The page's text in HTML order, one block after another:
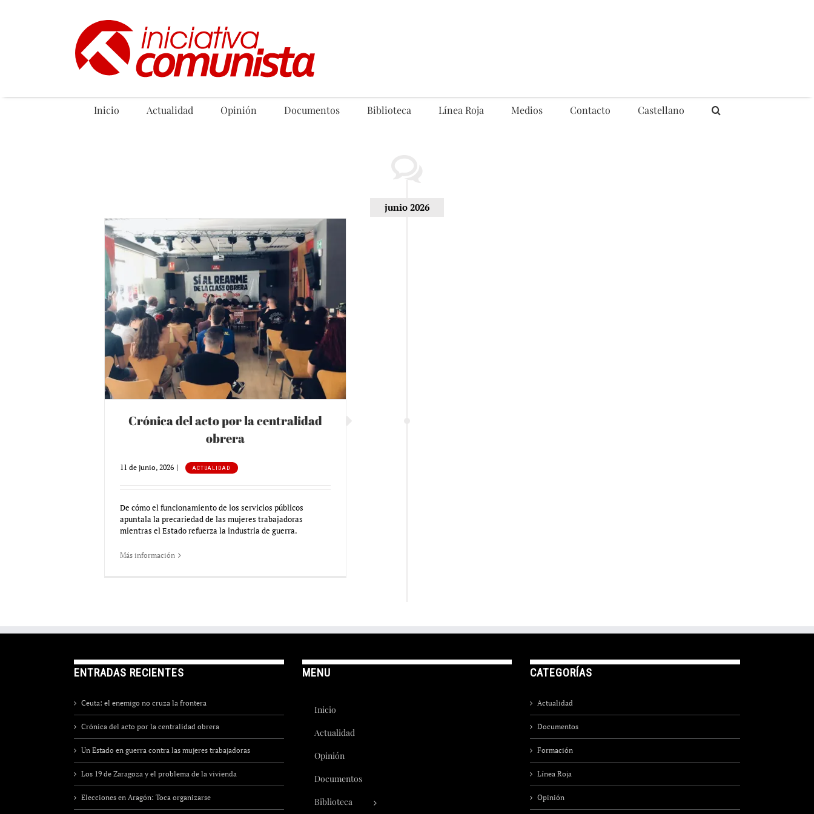
Inicio Actualidad Opinión Documentos Biblioteca Línea Roja Medios Contacto Castellano
junio 2026
Crónica del acto por la centralidad
obrera
11 de junio, 2026 | ACTUALIDAD
De cómo el funcionamiento de los servicios públicos
apuntala la precariedad de las mujeres trabajadoras
mientras el Estado refuerza la industria de guerra.
Más información
ENTRADAS RECIENTES
Ceuta: el enemigo no cruza la frontera
Crónica del acto por la centralidad obrera
Un Estado en guerra contra las mujeres trabajadoras
Los 19 de Zaragoza y el problema de la vivienda
Elecciones en Aragón: Toca organizarse
MENU
Inicio
Actualidad
Opinión
Documentos
Biblioteca
CATEGORÍAS
Actualidad
Documentos
Formación
Línea Roja
Opinión